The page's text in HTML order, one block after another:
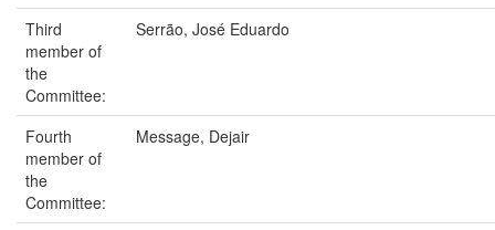
Third
member of
the
Committee:
Serrão, José Eduardo
Fourth
member of
the
Committee:
Message, Dejair